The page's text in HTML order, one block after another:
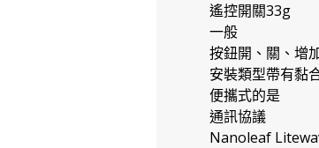
遙控開關33g
一般
按鈕開、關、增
安裝類型帶有黏
便攜式的是
通訊協議
Nanoleaf